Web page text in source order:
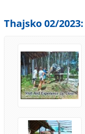
Thajsko 02/